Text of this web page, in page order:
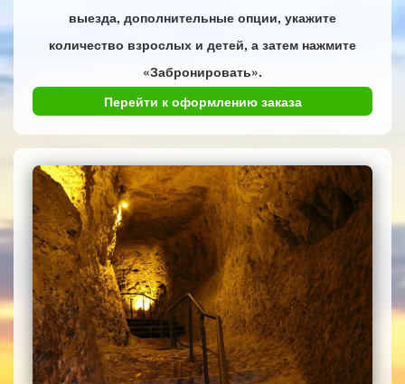
выезда, дополнительные опции, укажите
количество взрослых и детей, а затем нажмите
«Забронировать».
Перейти к оформлению заказа